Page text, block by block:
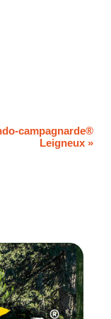
campagnarde®
Leigneux »